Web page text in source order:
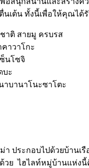
เต้น ทั้งนี้เพื่อให้คุณได้
าติ สายมู ครบรส
าวาโกะ
นโซจิ
บะ
าบานาโนะซาโตะ
ประกอบไปด้วยบ้านเ
วย ไฮไลท์หมู่บ้านแห่ง